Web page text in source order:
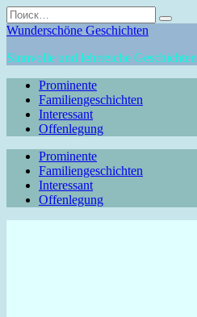
Перейти
к
Search
for:
Wunderschöne Geschichten
Sinnvolle und lehrreiche Geschichten
Prominente
Familiengeschichten
Interessant
Offenlegung
Prominente
Familiengeschichten
Interessant
Offenlegung